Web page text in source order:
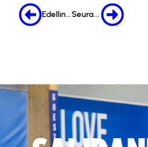
Edellinen Seuraava